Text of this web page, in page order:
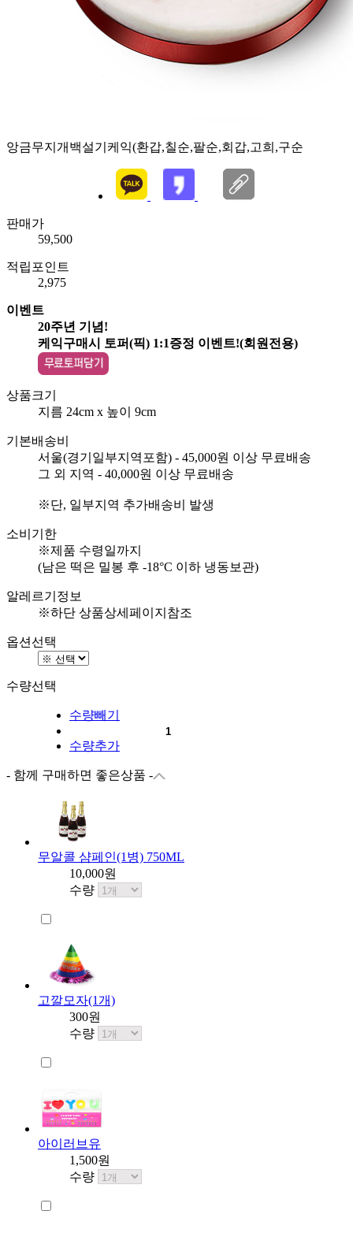
앙금무지개백설기케익(환갑,칠순,팔순,회갑,고희,구순
판매가
59,500
적립포인트
2,975
이벤트
20주년 기념!
케익구매시 토퍼(픽) 1:1증정 이벤트!(회원전용)
상품크기
지름 24cm x 높이 9cm
기본배송비
서울(경기일부지역포함) - 45,000원 이상 무료배송
그 외 지역 - 40,000원 이상 무료배송
※단, 일부지역 추가배송비 발생
소비기한
※제품 수령일까지
(남은 떡은 밀봉 후 -18°C 이하 냉동보관)
알레르기정보
※하단 상품상세페이지참조
옵션선택
수량선택
수량빼기
수량추가
- 함께 구매하면 좋은상품 -
무알콜 샴페인(1병) 750ML
10,000원
수량
고깔모자(1개)
300원
수량
아이러브유
1,500원
수량